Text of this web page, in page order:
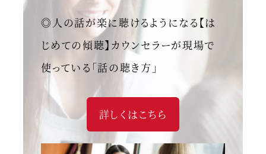
◎人の話が楽に聴けるようになる【は
じめての傾聴】カウンセラーが現場で
使っている「話の聴き方」
詳しくはこちら